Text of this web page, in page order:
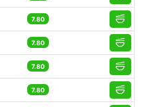
7.80
7.80
7.80
7.80